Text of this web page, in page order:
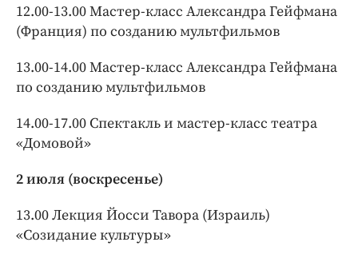
12.00-13.00 Мастер-класс Александра Гейфмана
(Франция) по созданию мультфильмов
13.00-14.00 Мастер-класс Александра Гейфмана
по созданию мультфильмов
14.00-17.00 Спектакль и мастер-класс театра
«Домовой»
2 июля (воскресенье)
13.00 Лекция Йосси Тавора (Израиль)
«Созидание культуры»